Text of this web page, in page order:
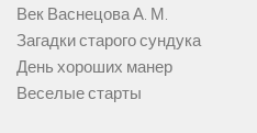
Век Васнецова А. М.
Загадки старого сундука
День хороших манер
Веселые старты